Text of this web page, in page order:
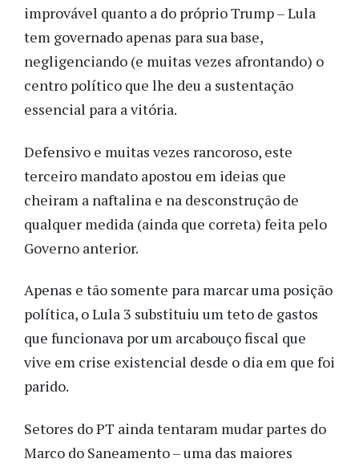
improvável quanto a do próprio Trump – Lula
tem governado apenas para sua base,
negligenciando (e muitas vezes afrontando) o
centro político que lhe deu a sustentação
essencial para a vitória.
Defensivo e muitas vezes rancoroso, este
terceiro mandato apostou em ideias que
cheiram a naftalina e na desconstrução de
qualquer medida (ainda que correta) feita pelo
Governo anterior.
Apenas e tão somente para marcar uma posição
política, o Lula 3 substituiu um teto de gastos
que funcionava por um arcabouço fiscal que
vive em crise existencial desde o dia em que foi
parido.
Setores do PT ainda tentaram mudar partes do
Marco do Saneamento – uma das maiores